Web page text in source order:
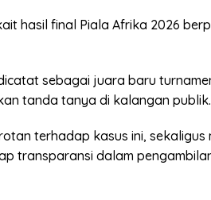
hasil final Piala Afrika 2026
sebagai juara baru
tanda tanya di kalangan publik.
terhadap kasus ini, sekaligus
transparansi dalam